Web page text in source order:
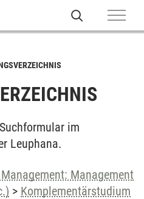
im
Leuphana.
Management
> Komplementärstudium